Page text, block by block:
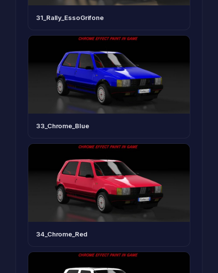
31_Rally_EssoGrifone
33_Chrome_Blue
34_Chrome_Red